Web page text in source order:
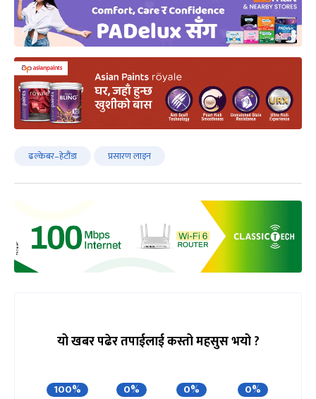
ढल्केबर–हेटौंडा प्रसारण लाइन
यो खबर पढेर तपाईलाई कस्तो महसुस भयो ?
100% 0% 0% 0%